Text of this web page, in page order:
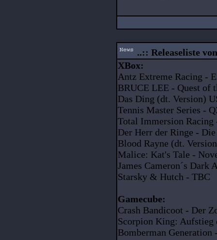
..:: Releaseliste
XBox:
Antz Extreme Racing -
BRUCE LEE - Quest of
Das Ding (dt. Version)
Tennis Master Series -
Total Immersion Racing
Der Herr der Ringe -
Blood Rayne (dt.
Malice: Kat's Tale -
James Cameron´s Dark
Starsky & Hutch - TBC
Gamecube:
Crash Bandicoot - Der
Scorpion King: Aufstieg
Bomberman Generation